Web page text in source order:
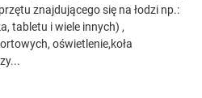
znajdującego się na łodzi np.:
tabletu i wiele innych) ,
oświetlenie,koła